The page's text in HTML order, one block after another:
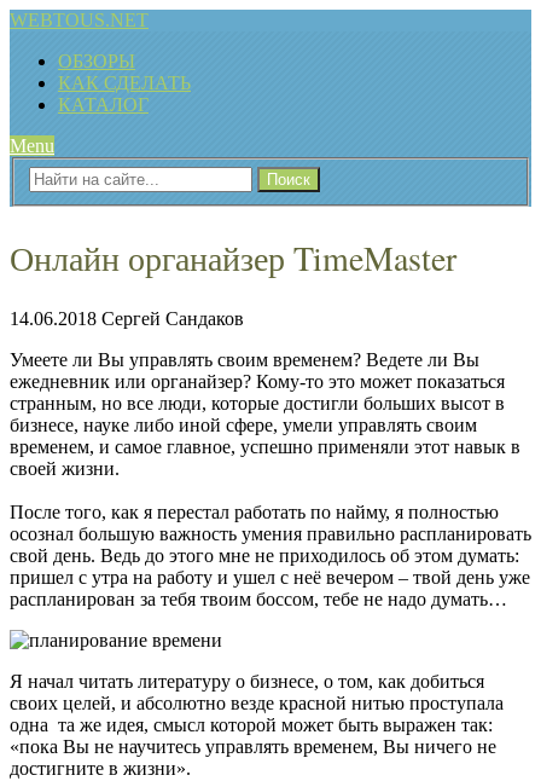
WEBTOUS.NET
ОБЗОРЫ
КАК СДЕЛАТЬ
КАТАЛОГ
Menu
Онлайн органайзер TimeMaster
14.06.2018 Сергей Сандаков
Умеете ли Вы управлять своим временем? Ведете ли Вы
ежедневник или органайзер? Кому-то это может показаться
странным, но все люди, которые достигли больших высот в
бизнесе, науке либо иной сфере, умели управлять своим
временем, и самое главное, успешно применяли этот навык в
своей жизни.
После того, как я перестал работать по найму, я полностью
осознал большую важность умения правильно распланировать
свой день. Ведь до этого мне не приходилось об этом думать:
пришел с утра на работу и ушел с неё вечером – твой день уже
распланирован за тебя твоим боссом, тебе не надо думать…
Я начал читать литературу о бизнесе, о том, как добиться
своих целей, и абсолютно везде красной нитью проступала
одна та же идея, смысл которой может быть выражен так:
«пока Вы не научитесь управлять временем, Вы ничего не
достигните в жизни».